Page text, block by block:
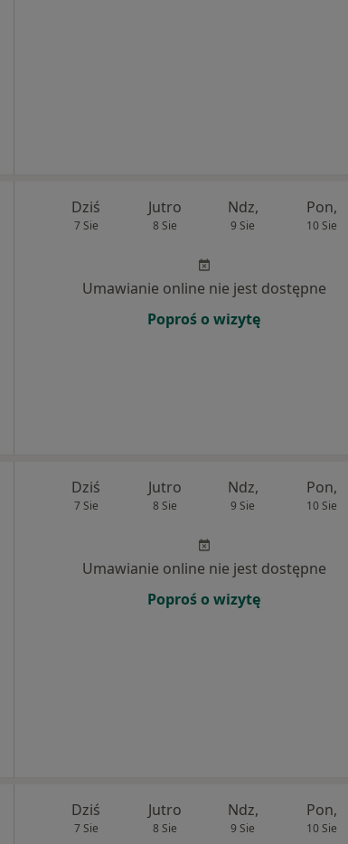
Dziś
7 Sie
Jutro
8 Sie
Ndz,
9 Sie
Pon,
10 Sie
Umawianie online nie jest dostępne
Poproś o wizytę
Dziś
7 Sie
Jutro
8 Sie
Ndz,
9 Sie
Pon,
10 Sie
Umawianie online nie jest dostępne
Poproś o wizytę
Dziś
7 Sie
Jutro
8 Sie
Ndz,
9 Sie
Pon,
10 Sie